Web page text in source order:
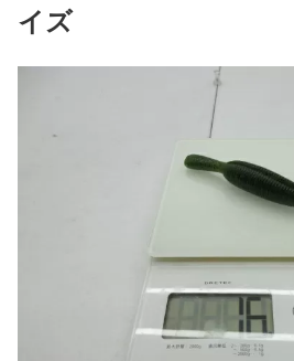
イズ